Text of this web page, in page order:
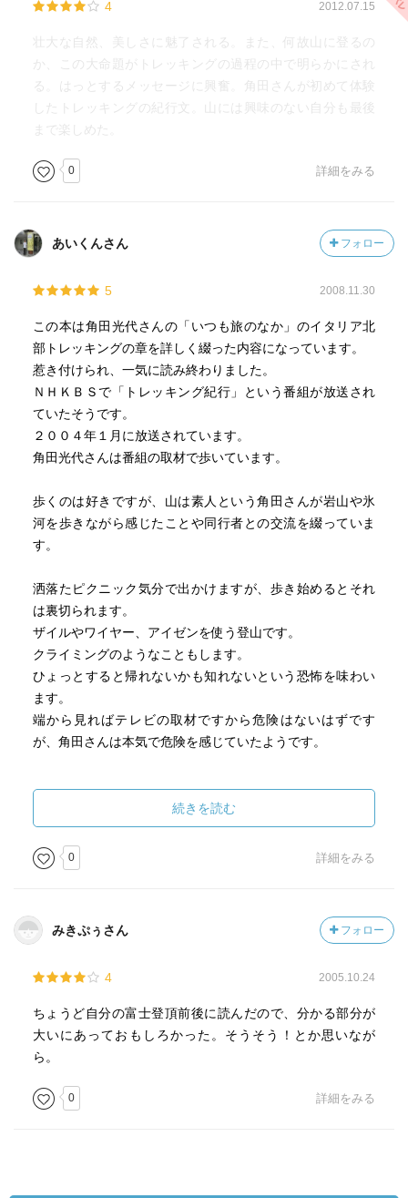
4 2012.07.15
壮大な自然、美しさに魅了される。また、何故山に登るの
か、この大命題がトレッキングの過程の中で明らかにされ
る。はっとするメッセージに興奮。角田さんが初めて体験
したトレッキングの紀行文。山には興味のない自分も最後
まで楽しめた。
0 詳細をみる
あいくんさん フォロー
5 2008.11.30
この本は角田光代さんの「いつも旅のなか」のイタリア北
部トレッキングの章を詳しく綴った内容になっています。
惹き付けられ、一気に読み終わりました。
ＮＨＫＢＳで「トレッキング紀行」という番組が放送され
ていたそうです。
２００４年１月に放送されています。
角田光代さんは番組の取材で歩いています。
歩くのは好きですが、山は素人という角田さんが岩山や氷
河を歩きながら感じたことや同行者との交流を綴っていま
す。
洒落たピクニック気分で出かけますが、歩き始めるとそれ
は裏切られます。
ザイルやワイヤー、アイゼンを使う登山です。
クライミングのようなこともします。
ひょっとすると帰れないかも知れないという恐怖を味わい
ます。
端から見ればテレビの取材ですから危険はないはずです
が、角田さんは本気で危険を感じていたようです。
をつくセリフに角田さんは唸ります。
こわくてもザイルで確保されていれば危なくはないわけで
す。
共感を寄せます。
を知らない」とか「自分の言葉以上のものに出会ってい
る」と正直に語っています。
のシンプルな根本なのではないか」と角田さんは言いま
す。
続きを読む
0 詳細をみる
みきぷぅさん フォロー
4 2005.10.24
ちょうど自分の富士登頂前後に読んだので、分かる部分が
大いにあっておもしろかった。そうそう！とか思いなが
ら。
0 詳細をみる